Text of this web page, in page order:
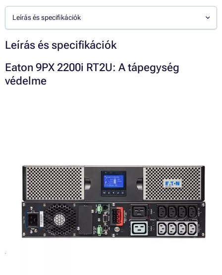
Leírás és specifikációk
Leírás és specifikációk
Eaton 9PX 2200i RT2U: A tápegység
védelme